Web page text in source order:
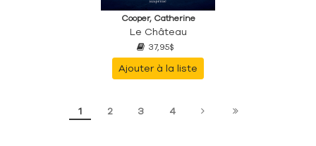
Cooper, Catherine
Le Château
37,95$
Ajouter à la liste
1 2 3 4